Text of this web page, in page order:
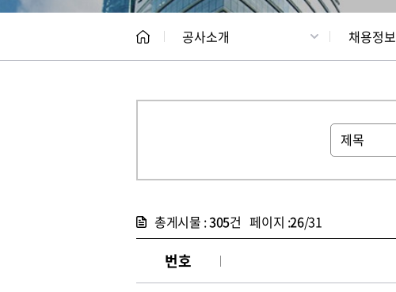
공사소개 채용정보
총게시물 :305건 페이지 :26/31
번호